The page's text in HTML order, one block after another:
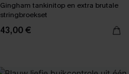
Gingham tankinitop en extra brutale
stringbroekset
43,00 €